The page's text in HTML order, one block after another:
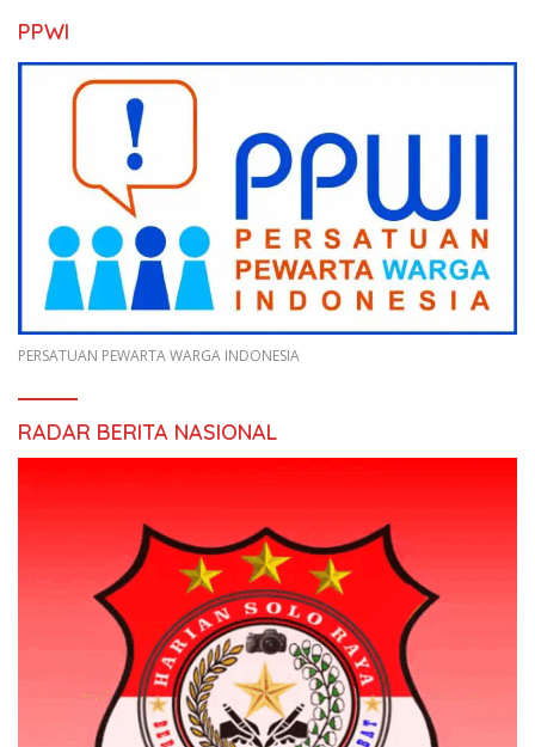
PPWI
PERSATUAN PEWARTA WARGA INDONESIA
RADAR BERITA NASIONAL